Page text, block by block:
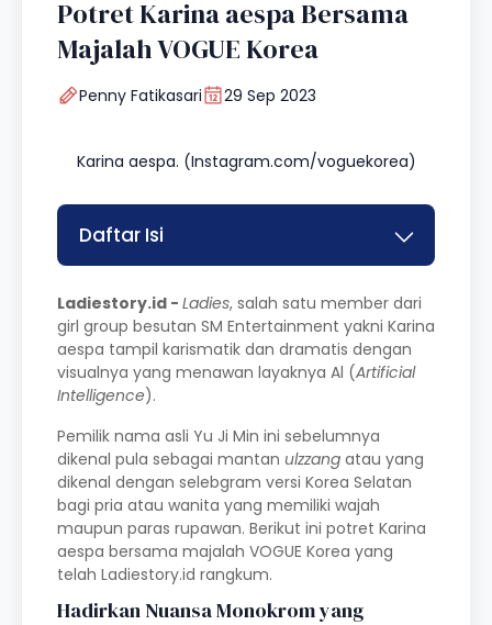
Potret Karina aespa Bersama
Majalah VOGUE Korea
Penny Fatikasari 29 Sep 2023
Karina aespa. (Instagram.com/voguekorea)
Daftar Isi
Ladiestory.id - Ladies, salah satu member dari
girl group besutan SM Entertainment yakni Karina
aespa tampil karismatik dan dramatis dengan
visualnya yang menawan layaknya Al (Artificial
Intelligence).
Pemilik nama asli Yu Ji Min ini sebelumnya
dikenal pula sebagai mantan ulzzang atau yang
dikenal dengan selebgram versi Korea Selatan
bagi pria atau wanita yang memiliki wajah
maupun paras rupawan. Berikut ini potret Karina
aespa bersama majalah VOGUE Korea yang
telah Ladiestory.id rangkum.
Hadirkan Nuansa Monokrom yang